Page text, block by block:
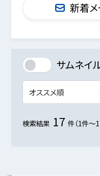
新着
サムネイ
検索結果 17 件（1件～